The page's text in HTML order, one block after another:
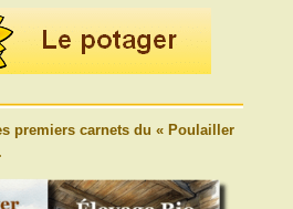
premiers carnets du « Poulailler